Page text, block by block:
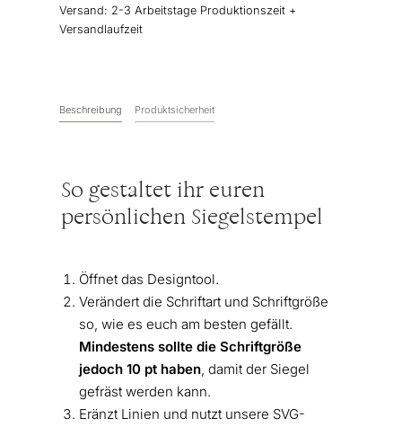
Versand: 2-3 Arbeitstage Produktionszeit +
Versandlaufzeit
Beschreibung Produktsicherheit
So gestaltet ihr euren
persönlichen Siegelstempel
Öffnet das Designtool.
Verändert die Schriftart und Schriftgröße
so, wie es euch am besten gefällt.
Mindestens sollte die Schriftgröße
jedoch 10 pt haben, damit der Siegel
gefräst werden kann.
Eränzt Linien und nutzt unsere SVG-